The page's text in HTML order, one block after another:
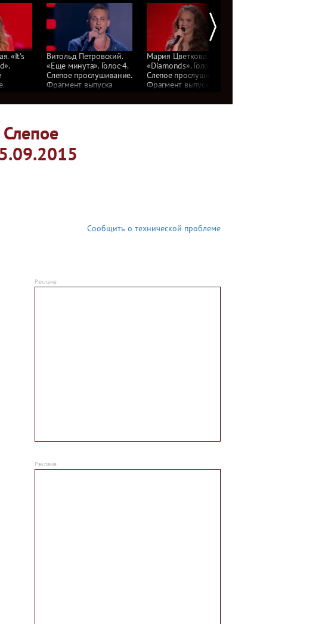
«It's
Витольд Петровский.
«Еще минута». Голос-4.
Слепое прослушивание.
Фрагмент выпуска
Мария Цветкова.
«Diamonds». Голос-4.
Слепое прослушивание.
Фрагмент выпуска
Сообщить о технической проблеме